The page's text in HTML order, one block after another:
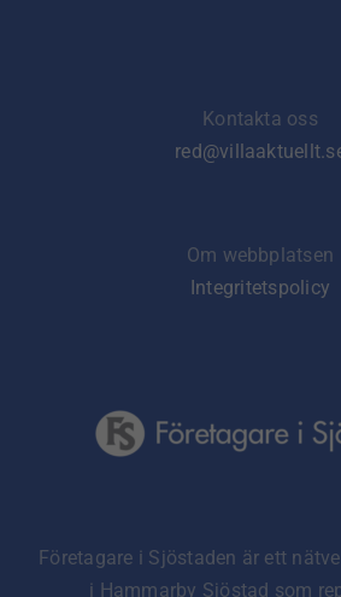
Kontakta oss
Om webbplatsen
Integritetspolicy
Företagare i Sjöstaden är ett
i Hammarby Sjöstad som